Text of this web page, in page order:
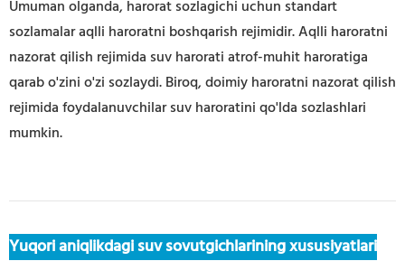
Umuman olganda, harorat sozlagichi uchun standart
sozlamalar aqlli haroratni boshqarish rejimidir. Aqlli haroratni
nazorat qilish rejimida suv harorati atrof-muhit haroratiga
qarab o'zini o'zi sozlaydi. Biroq, doimiy haroratni nazorat qilish
rejimida foydalanuvchilar suv haroratini qo'lda sozlashlari
mumkin.
Yuqori aniqlikdagi suv sovutgichlarining xususiyatlari